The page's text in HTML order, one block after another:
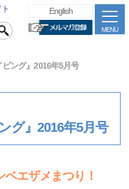
MENU
English
ビング』2016年5月号
グ』2016年5月号
ベエザメまつり！